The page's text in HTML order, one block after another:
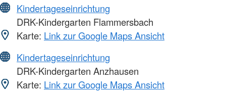
Kindertageseinrichtung
DRK-Kindergarten Flammersbach
Karte: Link zur Google Maps Ansicht
Kindertageseinrichtung
DRK-Kindergarten Anzhausen
Karte: Link zur Google Maps Ansicht